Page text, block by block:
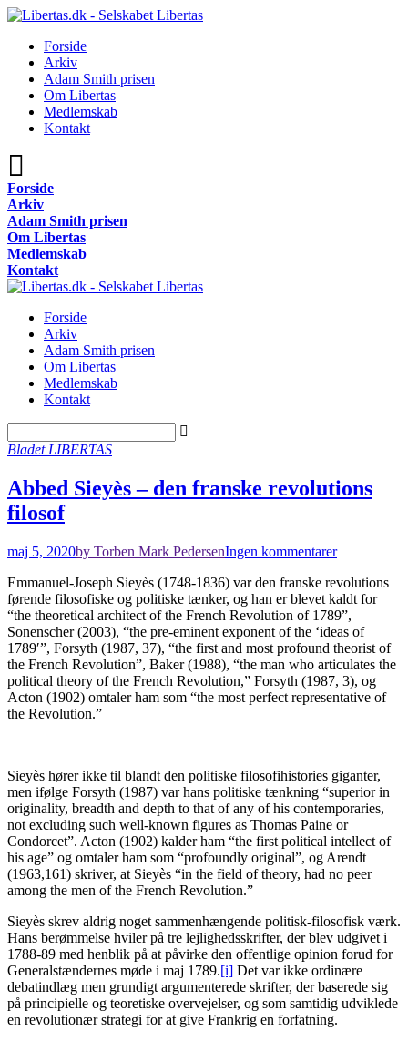
Forside
Arkiv
Adam Smith prisen
Om Libertas
Medlemskab
Kontakt
Forside
Arkiv
Adam Smith prisen
Om Libertas
Medlemskab
Kontakt
Forside
Arkiv
Adam Smith prisen
Om Libertas
Medlemskab
Kontakt
Bladet LIBERTAS
Abbed Sieyès – den franske revolutions
filosof
maj 5, 2020by Torben Mark PedersenIngen kommentarer
Emmanuel-Joseph Sieyès (1748-1836) var den franske revolutions
førende filosofiske og politiske tænker, og han er blevet kaldt for
“the theoretical architect of the French Revolution of 1789”,
Sonenscher (2003), “the pre-eminent exponent of the ‘ideas of
1789′”, Forsyth (1987, 37), “the first and most profound theorist of
the French Revolution”, Baker (1988), “the man who articulates the
political theory of the French Revolution,” Forsyth (1987, 3), og
Acton (1902) omtaler ham som “the most perfect representative of
the Revolution.”
Sieyès hører ikke til blandt den politiske filosofihistories giganter,
men ifølge Forsyth (1987) var hans politiske tænkning “superior in
originality, breadth and depth to that of any of his contemporaries,
not excluding such well-known figures as Thomas Paine or
Condorcet”. Acton (1902) kalder ham “the first political intellect of
his age” og omtaler ham som “profoundly original”, og Arendt
(1963,161) skriver, at Sieyès “in the field of theory, had no peer
among the men of the French Revolution.”
Sieyès skrev aldrig noget sammenhængende politisk-filosofisk værk.
Hans berømmelse hviler på tre lejlighedsskrifter, der blev udgivet i
1788-89 med henblik på at påvirke den offentlige opinion forud for
Generalstændernes møde i maj 1789.[i] Det var ikke ordinære
debatindlæg men grundigt argumenterede skrifter, der baserede sig
på principielle og teoretiske overvejelser, og som samtidig udviklede
en revolutionær strategi for at give Frankrig en forfatning.